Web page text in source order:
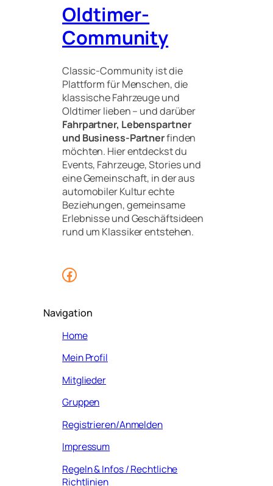
Oldtimer-
Community
Classic-Community ist die
Plattform für Menschen, die
klassische Fahrzeuge und
Oldtimer lieben – und darüber
Fahrpartner, Lebenspartner
und Business-Partnerfinden
möchten. Hier entdeckst du
Events, Fahrzeuge, Stories und
eine Gemeinschaft, in der aus
automobiler Kultur echte
Beziehungen, gemeinsame
Erlebnisse und Geschäftsideen
rund um Klassiker entstehen.
Facebook
Navigation
Home
Mein Profil
Mitglieder
Gruppen
Registrieren/Anmelden
Impressum
Regeln & Infos / Rechtliche
Richtlinien